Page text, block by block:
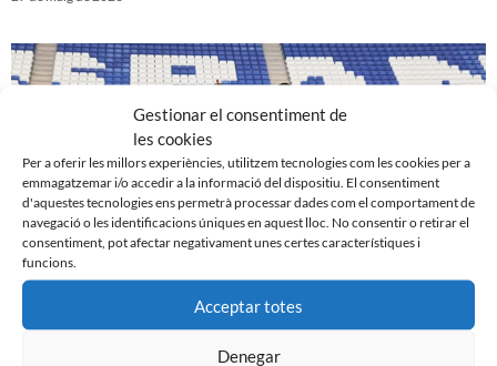
Gestionar el consentiment de
les cookies
Per a oferir les millors experiències, utilitzem tecnologies com les cookies per a
emmagatzemar i/o accedir a la informació del dispositiu. El consentiment
d'aquestes tecnologies ens permetrà processar dades com el comportament de
navegació o les identificacions úniques en aquest lloc. No consentir o retirar el
consentiment, pot afectar negativament unes certes característiques i
funcions.
Acceptar totes
Denegar
UE Cornellà 1 – 0 CE Sabadell
20 de maig de 2023